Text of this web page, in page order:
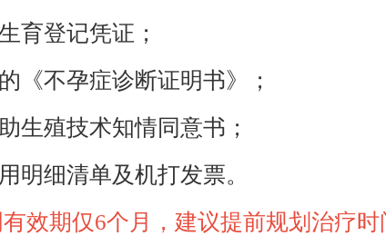
育登记凭证；
《不孕症诊断证明书》；
生殖技术知情同意书；
明细清单及机打发票。
效期仅6个月，建议提前规划治疗时